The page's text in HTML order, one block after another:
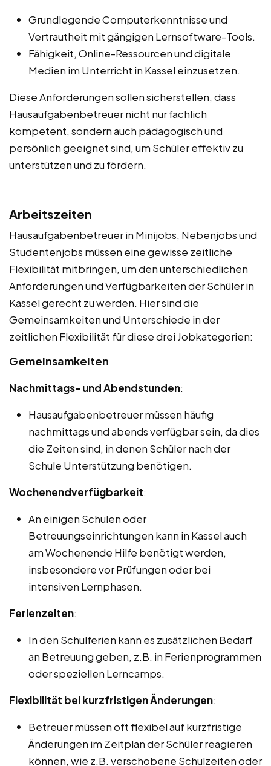
Grundlegende Computerkenntnisse und
Vertrautheit mit gängigen Lernsoftware-Tools.
Fähigkeit, Online-Ressourcen und digitale
Medien im Unterricht in Kassel einzusetzen.
Diese Anforderungen sollen sicherstellen, dass
Hausaufgabenbetreuer nicht nur fachlich
kompetent, sondern auch pädagogisch und
persönlich geeignet sind, um Schüler effektiv zu
unterstützen und zu fördern.
Arbeitszeiten
Hausaufgabenbetreuer in Minijobs, Nebenjobs und
Studentenjobs müssen eine gewisse zeitliche
Flexibilität mitbringen, um den unterschiedlichen
Anforderungen und Verfügbarkeiten der Schüler in
Kassel gerecht zu werden. Hier sind die
Gemeinsamkeiten und Unterschiede in der
zeitlichen Flexibilität für diese drei Jobkategorien:
Gemeinsamkeiten
Nachmittags- und Abendstunden:
Hausaufgabenbetreuer müssen häufig
nachmittags und abends verfügbar sein, da dies
die Zeiten sind, in denen Schüler nach der
Schule Unterstützung benötigen.
Wochenendverfügbarkeit:
An einigen Schulen oder
Betreuungseinrichtungen kann in Kassel auch
am Wochenende Hilfe benötigt werden,
insbesondere vor Prüfungen oder bei
intensiven Lernphasen.
Ferienzeiten:
In den Schulferien kann es zusätzlichen Bedarf
an Betreuung geben, z.B. in Ferienprogrammen
oder speziellen Lerncamps.
Flexibilität bei kurzfristigen Änderungen:
Betreuer müssen oft flexibel auf kurzfristige
Änderungen im Zeitplan der Schüler reagieren
können, wie z.B. verschobene Schulzeiten oder